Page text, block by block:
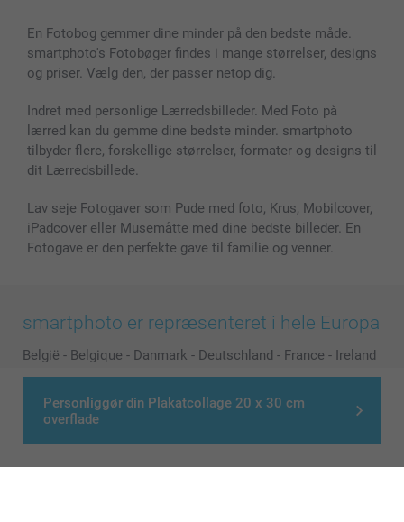
Personliggør din Plakatcollage 20 x 30 cm
overflade
En Fotobog gemmer dine minder på den bedste måde.
smartphoto's Fotobøger findes i mange størrelser, designs
og priser. Vælg den, der passer netop dig.
Indret med personlige Lærredsbilleder. Med Foto på
lærred kan du gemme dine bedste minder. smartphoto
tilbyder flere, forskellige størrelser, formater og designs til
dit Lærredsbillede.
Lav seje Fotogaver som Pude med foto, Krus, Mobilcover,
iPadcover eller Musemåtte med dine bedste billeder. En
Fotogave er den perfekte gave til familie og venner.
smartphoto er repræsenteret i hele Europa
België - Belgique - Danmark - Deutschland - France - Ireland
- Nederland - Norge - Österreich - Schweiz - Suisse -
Switzerland - Suomi Sverige - United Kingdom
Other Countries